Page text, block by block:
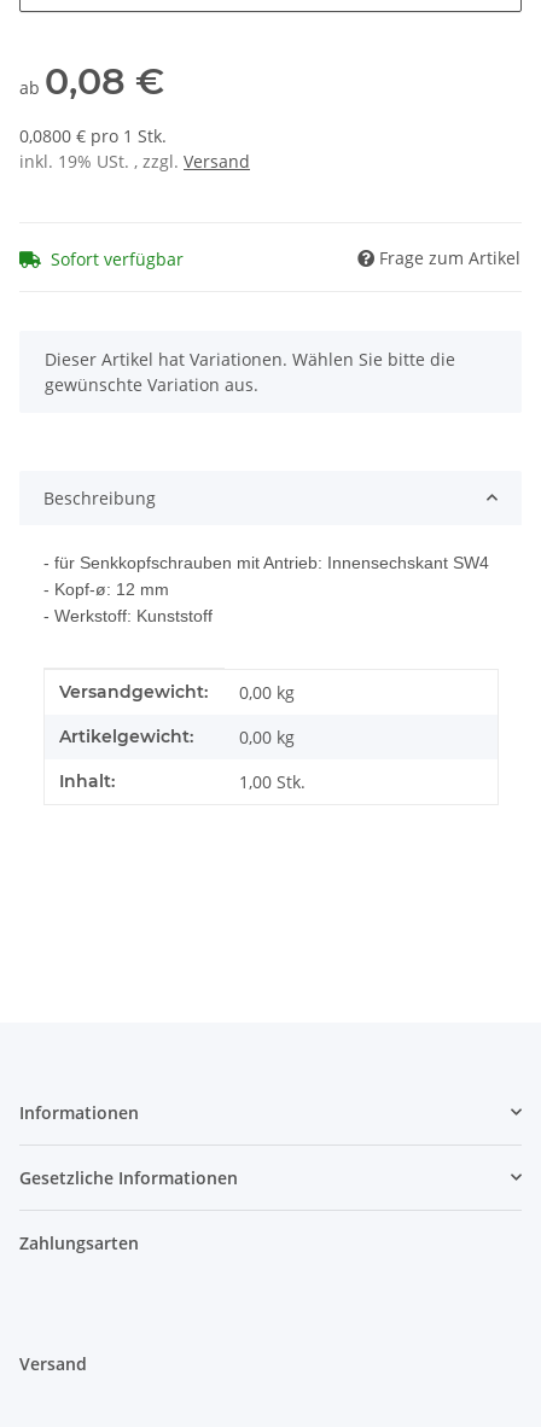
ab 0,08 €
0,0800 € pro 1 Stk.
inkl. 19% USt. , zzgl. Versand
Sofort verfügbar Frage zum Artikel
x
Dieser Artikel hat Variationen. Wählen Sie bitte die
gewünschte Variation aus.
Beschreibung
- für Senkkopfschrauben mit Antrieb: Innensechskant SW4
- Kopf-ø: 12 mm
- Werkstoff: Kunststoff
Produkteigenschaft
Wert
Versandgewicht: 0,00 kg
Artikelgewicht: 0,00 kg
Inhalt: 1,00 Stk.
Informationen
Gesetzliche Informationen
Zahlungsarten
Versand